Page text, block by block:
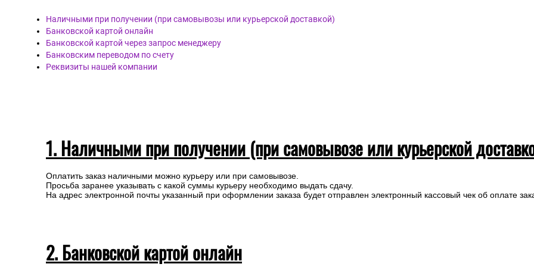
Наличными при получении (при самовывозы или курьерской доставкой)
Банковской картой онлайн
Банковской картой через запрос менеджеру
Банковским переводом по счету
Реквизиты нашей компании
1. Наличными при получении (при самовывозе или курьерской
Оплатить заказ наличными можно курьеру или при самовывозе.
Просьба заранее указывать с какой суммы курьеру необходимо выдать сдачу.
На адрес электронной почты указанный при оформлении заказа будет отправлен электронный кассовый чек об оплате
2. Банковской картой онлайн